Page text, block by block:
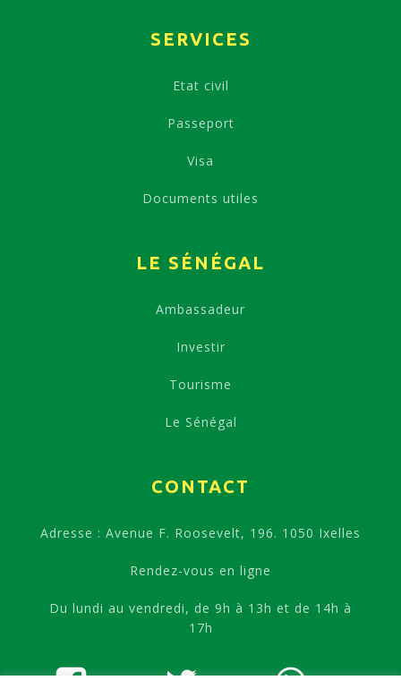
SERVICES
Etat civil
Passeport
Visa
Documents utiles
LE SÉNÉGAL
Ambassadeur
Investir
Tourisme
Le Sénégal
CONTACT
Adresse : Avenue F. Roosevelt, 196. 1050 Ixelles
Rendez-vous en ligne
Du lundi au vendredi, de 9h à 13h et de 14h à
17h